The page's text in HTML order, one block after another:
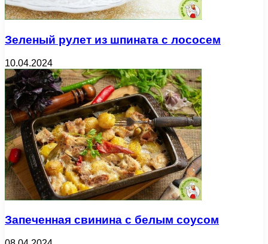
Зеленый рулет из шпината с лососем
10.04.2024
Запеченная свинина с белым соусом